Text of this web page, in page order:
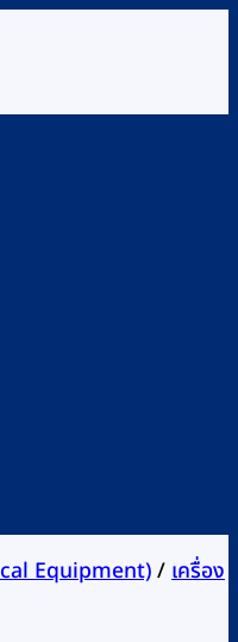
Equipment)/เครื่อง